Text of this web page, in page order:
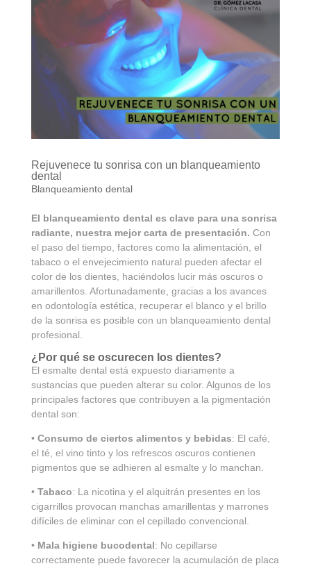
Rejuvenece tu sonrisa con un blanqueamiento
dental
Blanqueamiento dental
El blanqueamiento dental es clave para una sonrisa
radiante, nuestra mejor carta de presentación. Con
el paso del tiempo, factores como la alimentación, el
tabaco o el envejecimiento natural pueden afectar el
color de los dientes, haciéndolos lucir más oscuros o
amarillentos. Afortunadamente, gracias a los avances
en odontología estética, recuperar el blanco y el brillo
de la sonrisa es posible con un blanqueamiento dental
profesional.
¿Por qué se oscurecen los dientes?
El esmalte dental está expuesto diariamente a
sustancias que pueden alterar su color. Algunos de los
principales factores que contribuyen a la pigmentación
dental son:
• Consumo de ciertos alimentos y bebidas: El café,
el té, el vino tinto y los refrescos oscuros contienen
pigmentos que se adhieren al esmalte y lo manchan.
• Tabaco: La nicotina y el alquitrán presentes en los
cigarrillos provocan manchas amarillentas y marrones
difíciles de eliminar con el cepillado convencional.
• Mala higiene bucodental: No cepillarse
correctamente puede favorecer la acumulación de placa